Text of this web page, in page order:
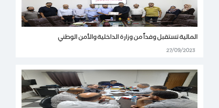
المالية تستقبل وفداً من وزارة الداخلية والأمن الوطني
27/09/2023